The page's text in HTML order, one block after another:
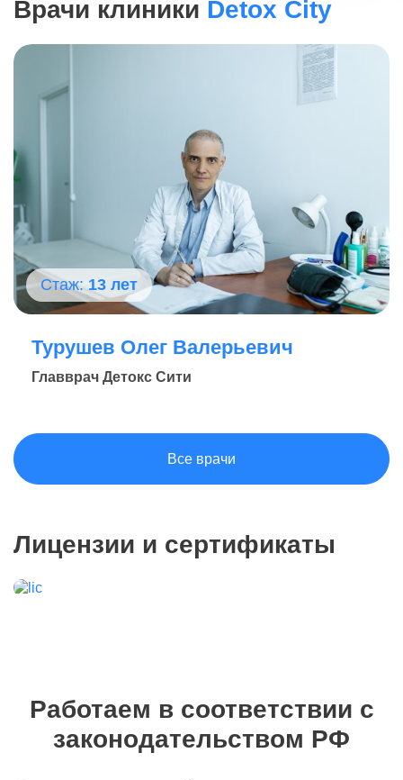
Врачи клиники Detox City
Стаж:13 лет
Турушев Олег Валерьевич
Главврач Детокс Сити
Все врачи
Лицензии и сертификаты
Работаем в соответствии с
законодательством РФ